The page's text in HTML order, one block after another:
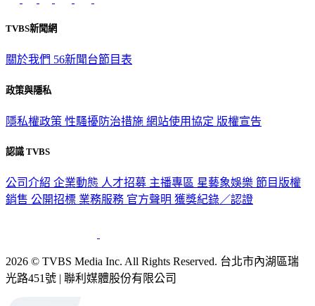
TVBS新聞網
關於我們 56新聞台節目表
政策與隱私
隱私權政策 性騷擾防治措施 網站使用協定 版權宣告
認識 TVBS
公司介紹 企業動態 人才招募 主播專區 星藝象娛樂 節目版權
銷售 公開招標 業務服務 官方聲明 獲獎紀錄／認證
2026 © TVBS Media Inc. All Rights Reserved. 台北市內湖區瑞
光路451號 | 聯利媒體股份有限公司